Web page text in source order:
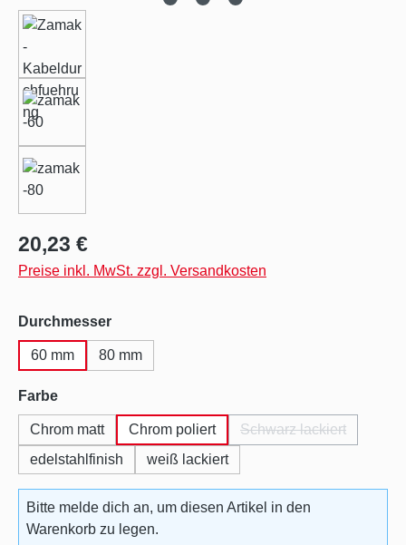
Regulärer Preis:
20,23 €
Preise inkl. MwSt. zzgl. Versandkosten
Durchmesserauswählen
60 mm 80 mm
Farbeauswählen
Chrom matt Chrom poliert Schwarz lackiert
edelstahlfinish weiß lackiert
Bitte melde dich an, um diesen Artikel in den
Warenkorb zu legen.